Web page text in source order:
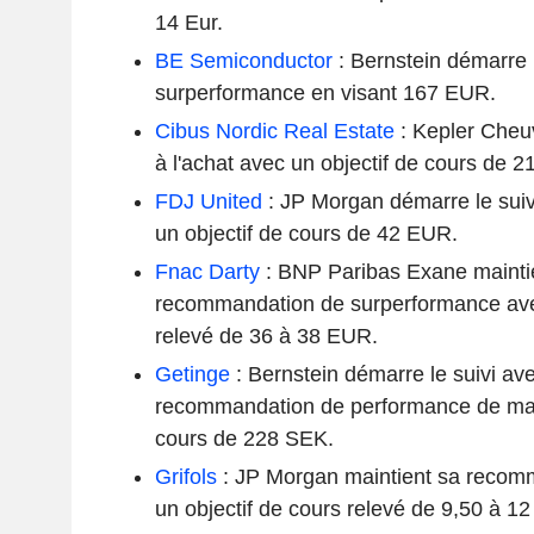
14 Eur.
BE Semiconductor: Bernstein démarre
surperformance en visant 167 EUR.
Cibus Nordic Real Estate: Kepler
à l'achat avec un objectif de cours de
FDJ United : JP Morgan démarre le
un objectif de cours de 42 EUR.
Fnac Darty: BNP Paribas Exane
recommandation de surperformance
relevé de 36 à 38 EUR.
Getinge: Bernstein démarre le suivi
recommandation de performance de
cours de 228 SEK.
Grifols: JP Morgan maintient sa
un objectif de cours relevé de 9,50 à